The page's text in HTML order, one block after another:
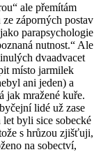
ale přemítám
záporných postav
parapsychologie
nutnost.“ Ale
dvaadvacet
místo jarmilek
ani jeden) a
jak mražené kuře.
lidé už zase
byli sice sobecké
s hrůzou zjišťuji,
na sobectví,